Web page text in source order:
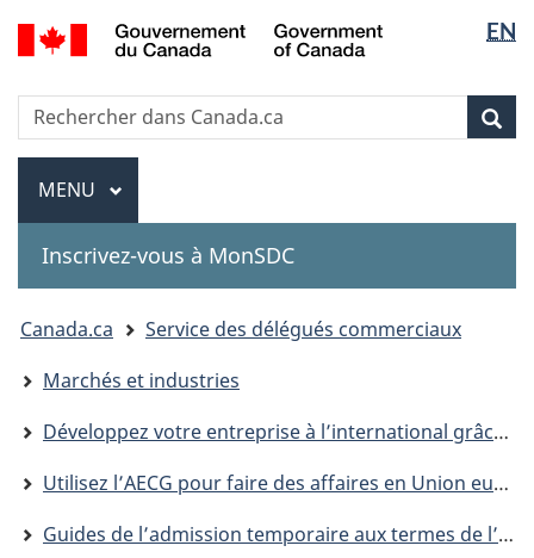
Passer
au
principal
Passer
à
Au
sujet
»
Passer
à
version
HTML
la
langue
EN
Government
Recherche
Rechercher
dans
Canada.ca
Menu
MENU PRINCIPAL
Inscrivez-vous à MonSDC
You
here:
Canada.ca
Service des délégués commerciaux
Marchés et industries
Développez votre entreprise à l’international grâce aux accords de libre-échange du Canada
Utilisez l’AECG pour faire des affaires en Union européenne
Guides de l’admission temporaire aux termes de l’AECG